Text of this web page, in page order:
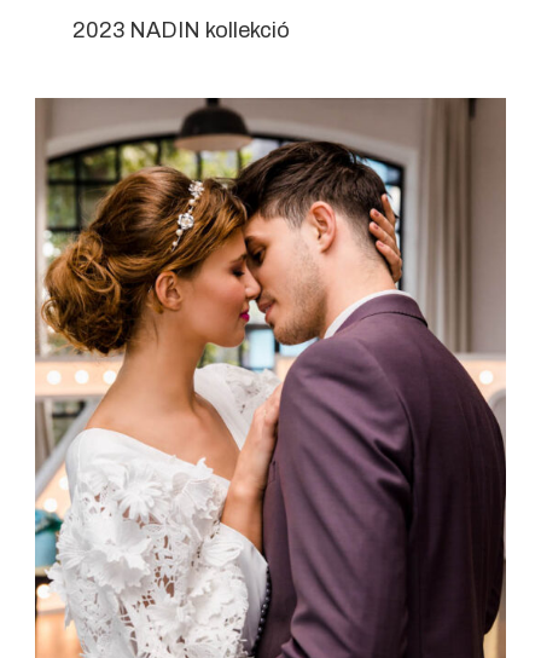
2023 NADIN kollekció